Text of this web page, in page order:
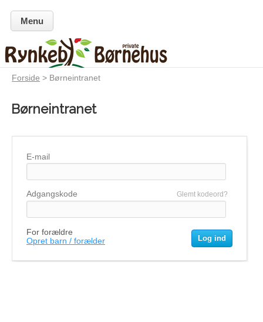
Menu
Forside > Børneintranet
Børneintranet